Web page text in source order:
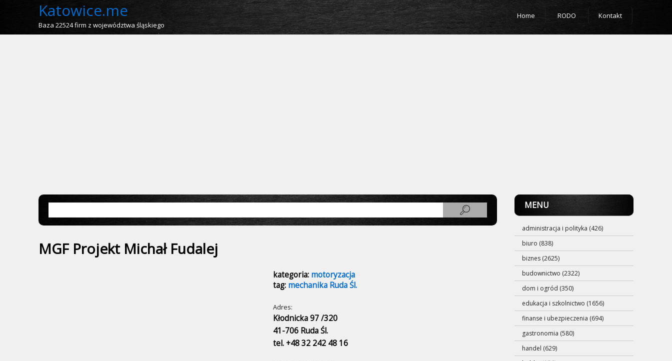
Katowice.me
Baza 22524 firm z województwa śląskiego
Home RODO Kontakt
MGF Projekt Michał Fudalej
kategoria: motoryzacja
tag: mechanika Ruda Śl.
Adres:
Kłodnicka 97 /320
41-706 Ruda Śl.
tel. +48 32 242 48 16
MENU
administracja i polityka (426)
biuro (838)
biznes (2625)
budownictwo (2322)
dom i ogród (350)
edukacja i szkolnictwo (1656)
finanse i ubezpieczenia (694)
gastronomia (580)
handel (629)